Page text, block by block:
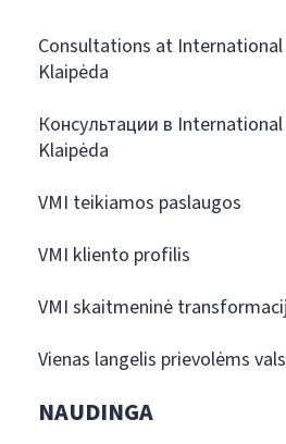
Consultations at International
Klaipėda
Консультации в
Klaipėda
VMI teikiamos paslaugos
VMI kliento profilis
VMI skaitmeninė
Vienas langelis prievolėms
NAUDINGA